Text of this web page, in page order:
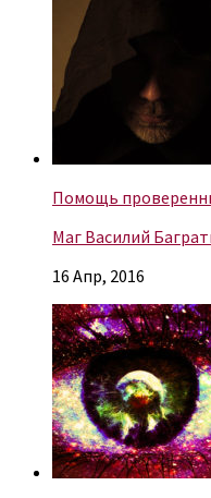
Помощь
Маг Василий
16 Апр, 2016